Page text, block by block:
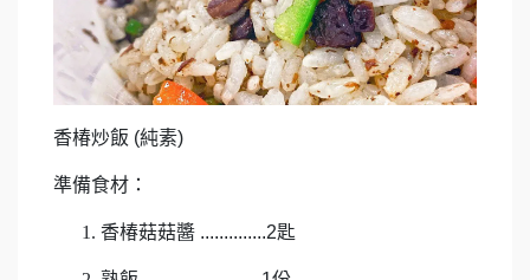
香椿炒飯 (純素)
準備食材：
香椿菇菇醬 ..............2匙